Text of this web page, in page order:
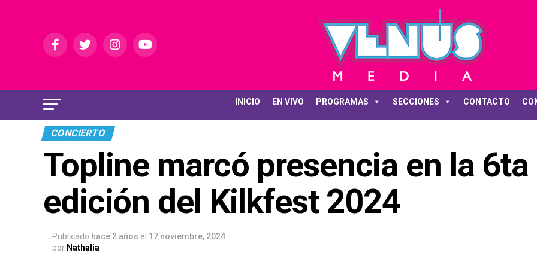
INICIO EN VIVO PROGRAMAS SECCIONES CONTACTO
CONCIERTO
Topline marcó presencia en la 6ta
edición del Kilkfest 2024
Publicado hace 2 años el 17 noviembre, 2024
por Nathalia